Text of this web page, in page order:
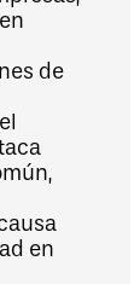
de
en